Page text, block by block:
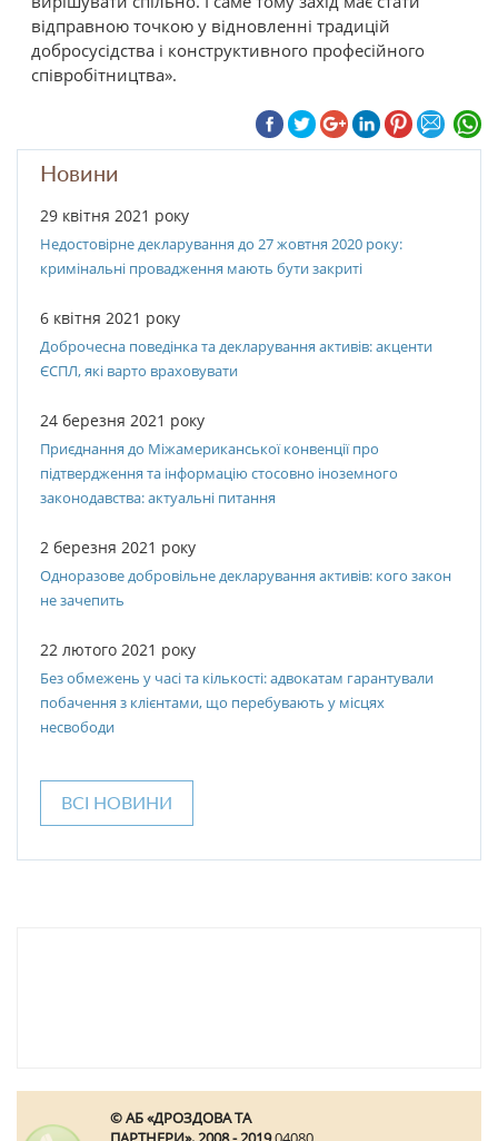
Новини
29 квітня 2021 року
Недостовірне декларування до 27 жовтня 2020 року:
кримінальні провадження мають бути закриті
6 квітня 2021 року
Доброчесна поведінка та декларування активів: акценти
ЄСПЛ, які варто враховувати
24 березня 2021 року
Приєднання до Міжамериканської конвенції про
підтвердження та інформацію стосовно іноземного
законодавства: актуальні питання
2 березня 2021 року
Одноразове добровільне декларування активів: кого закон
не зачепить
22 лютого 2021 року
Без обмежень у часі та кількості: адвокатам гарантували
побачення з клієнтами, що перебувають у місцях
несвободи
ВСІ НОВИНИ
відправною точкою у відновленні традицій
добросусідства і конструктивного професійного
співробітництва».
© АБ «ДРОЗДОВА ТА